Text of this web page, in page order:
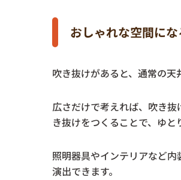
おしゃれな空間にな
吹き抜けがあると、通常の天
広さだけで考えれば、吹き
き抜けをつくることで、ゆと
照明器具やインテリアなど
演出できます。